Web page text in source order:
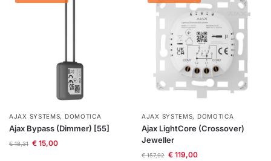
AJAX SYSTEMS, DOMOTICA
Ajax Bypass (Dimmer) [55]
€18,31 €15,00
AJAX SYSTEMS, DOMOTICA
Ajax LightCore (Crossover)
Jeweller
€157,92 €119,00